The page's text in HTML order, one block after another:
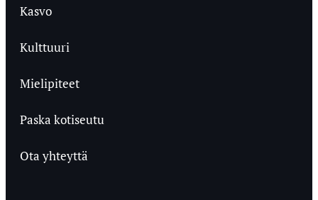
Kasvo
Kulttuuri
Mielipiteet
Paska kotiseutu
Ota yhteyttä